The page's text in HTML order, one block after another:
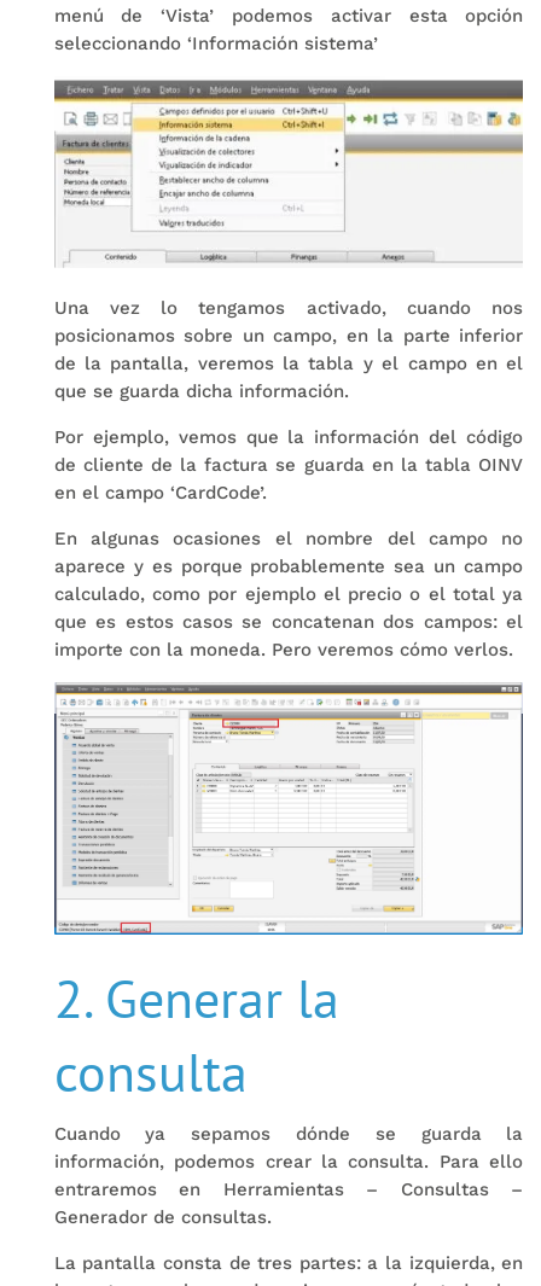
menú de ‘Vista’ podemos activar esta opción
seleccionando ‘Información sistema’
Una vez lo tengamos activado, cuando nos
posicionamos sobre un campo, en la parte inferior
de la pantalla, veremos la tabla y el campo en el
que se guarda dicha información.
Por ejemplo, vemos que la información del código
de cliente de la factura se guarda en la tabla OINV
en el campo ‘CardCode’.
En algunas ocasiones el nombre del campo no
aparece y es porque probablemente sea un campo
calculado, como por ejemplo el precio o el total ya
que es estos casos se concatenan dos campos: el
importe con la moneda. Pero veremos cómo verlos.
2. Generar la
consulta
Cuando ya sepamos dónde se guarda la
información, podemos crear la consulta. Para ello
entraremos en Herramientas – Consultas –
Generador de consultas.
La pantalla consta de tres partes: a la izquierda, en